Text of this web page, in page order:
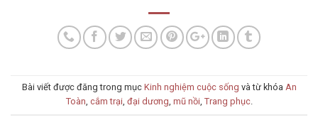
Bài viết được đăng trong mục Kinh nghiệm cuộc sống và từ khóa An
Toàn, cắm trại, đại dương, mũ nồi, Trang phục.